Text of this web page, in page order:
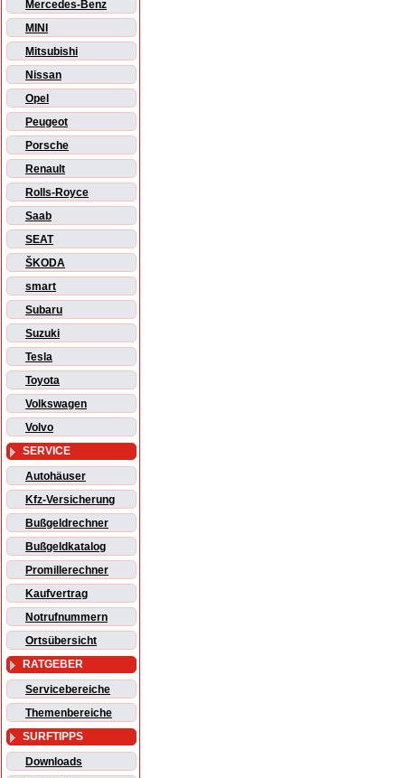
Mercedes-Benz
MINI
Mitsubishi
Nissan
Opel
Peugeot
Porsche
Renault
Rolls-Royce
Saab
SEAT
ŠKODA
smart
Subaru
Suzuki
Tesla
Toyota
Volkswagen
Volvo
SERVICE
Autohäuser
Kfz-Versicherung
Bußgeldrechner
Bußgeldkatalog
Promillerechner
Kaufvertrag
Notrufnummern
Ortsübersicht
RATGEBER
Servicebereiche
Themenbereiche
SURFTIPPS
Downloads